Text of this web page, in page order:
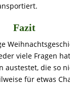
Fazit
viele Fragen
austestet, die so
für etwas